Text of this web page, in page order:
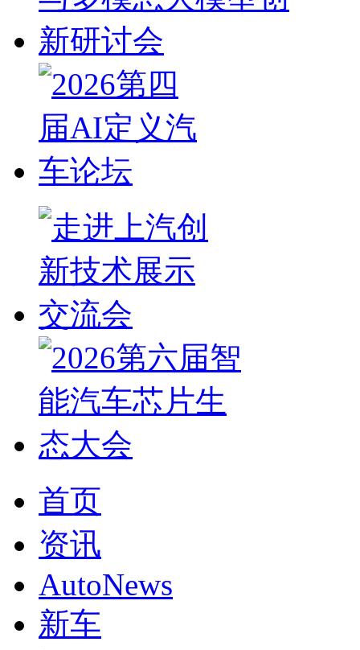
首页
资讯
AutoNews
新车